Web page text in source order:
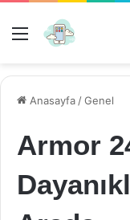
Menü
Anasayfa /Genel
Armor